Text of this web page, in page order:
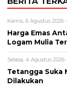
Alamat email
Komentar*